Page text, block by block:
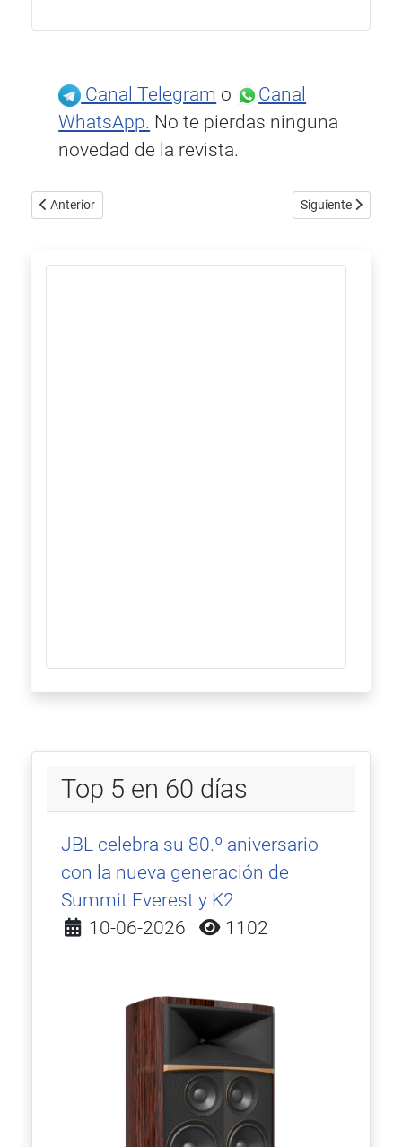
Canal Telegram o
Canal
WhatsApp. No te pierdas ninguna
novedad de la revista.
Artículo anterior: Esoteric S-05XE, músculo musical en tres
Anterior Artículo
Siguiente
Top 5 en 60 días
JBL celebra su 80.º aniversario
con la nueva generación de
Summit Everest y K2
Detalles
10-06-2026 1102